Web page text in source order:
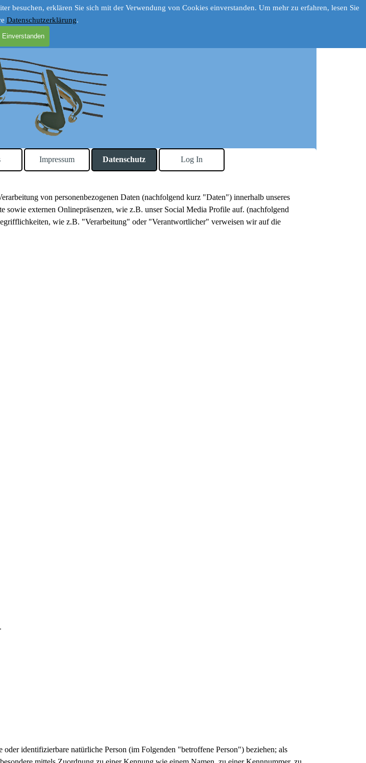
besuchen, erklären Sie sich mit der Verwendung von Cookies einverstanden. Um mehr zu erfahren, lesen Sie
Datenschutzerklärung.
Einverstanden
Menü überspringen
Impressum Datenschutz Log In
1924 e.V.
von personenbezogenen Daten (nachfolgend kurz "Daten") innerhalb unseres
sowie externen Onlinepräsenzen, wie z.B. unser Social Media Profile auf. (nachfolgend
wie z.B. "Verarbeitung" oder "Verantwortlicher" verweisen wir auf die
identifizierbare natürliche Person (im Folgenden "betroffene Person") beziehen; als